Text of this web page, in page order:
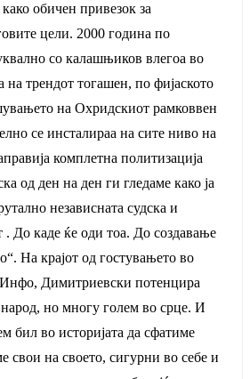
обичен привезок за
цели. 2000 година по
со калашњиков влегоа во
на трендот тогашен, по фијаското
на Охридскиот рамковвен
се инсталираа на сите ниво на
комплетна политизација
од ден на ден ги гледаме како ја
независната судска и
. До каде ќе оди тоа. До создавање
На крајот од гостувањето во
Димитриевски потенцира
но многу голем во срце. И
бил во историјата да сфатиме
свои на своето, сигурни во себе и